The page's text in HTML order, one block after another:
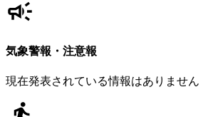
気象警報・注意報
現在発表されている情報はありません